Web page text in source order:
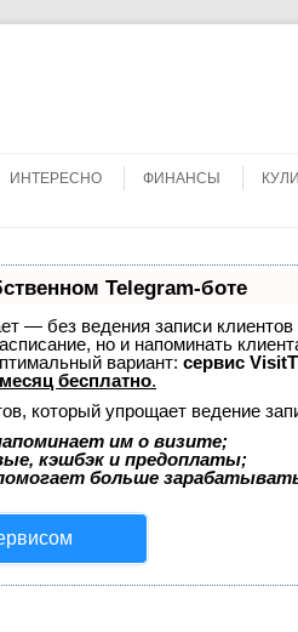
ИНТЕРЕСНО ФИНАНСЫ
Telegram-боте
— без ведения записи клиентов
но и напоминать
вариант: сервис
бесплатно.
который упрощает ведение
им о визите;
кэшбэк и предоплаты;
больше